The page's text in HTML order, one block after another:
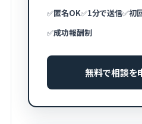
✅匿名OK✅1分で送信✅初
✅成功報酬制
無料で相談を